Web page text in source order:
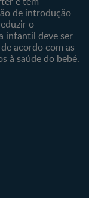
de introdução
o
infantil deve ser
acordo com as
à saúde do bebé.